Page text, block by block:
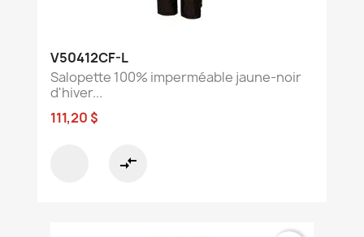
V50412CF-L
Salopette 100% imperméable jaune-noir
d'hiver...
111,20 $
compare_arrows